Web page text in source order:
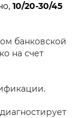
10/20-30/45
банковской
на счет